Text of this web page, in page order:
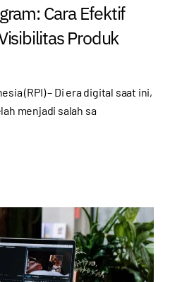
Cara Efektif
Produk
(RPI) – Di era digital saat ini,
menjadi salah sa